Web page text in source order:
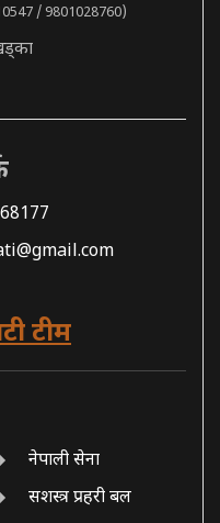
/ 9801028760)
टीम
नेपाली सेना
सशस्त्र प्रहरी बल